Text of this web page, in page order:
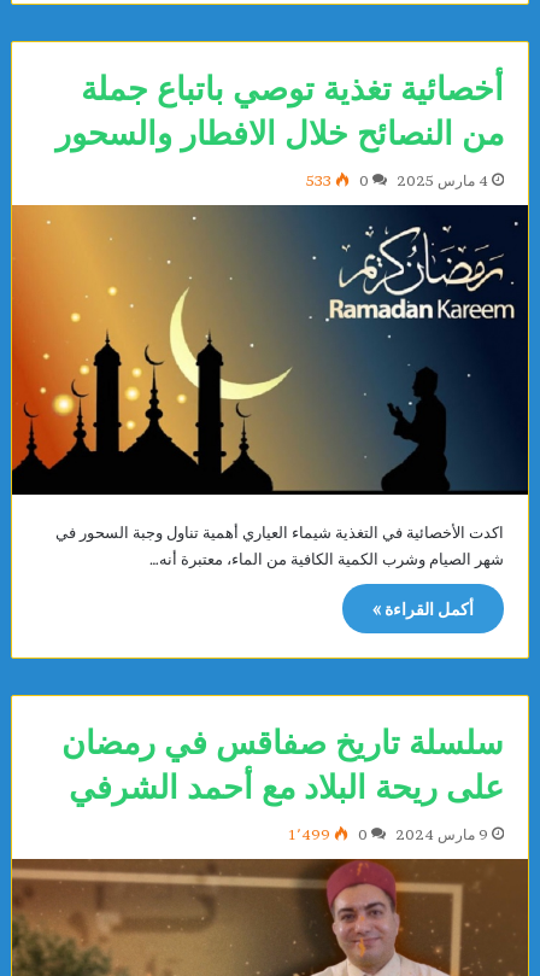
أخصائية تغذية توصي باتباع جملة
من النصائح خلال الافطار والسحور
4 مارس 2025 0
533
اكدت الأخصائية في التغذية شيماء العياري أهمية تناول وجبة السحور في
شهر الصيام وشرب الكمية الكافية من الماء، معتبرة أنه…
أكمل القراءة »
سلسلة تاريخ صفاقس في رمضان
على ريحة البلاد مع أحمد الشرفي
9 مارس 2024 0 1٬499